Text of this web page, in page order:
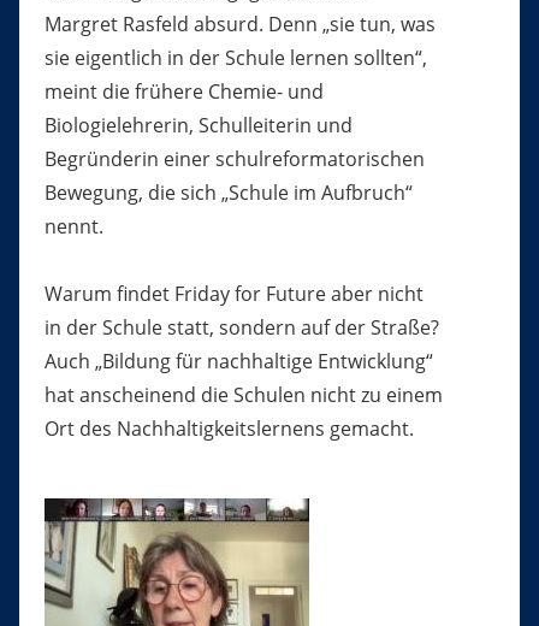
Margret Rasfeld absurd. Denn „sie tun, was
sie eigentlich in der Schule lernen sollten“,
meint die frühere Chemie- und
Biologielehrerin, Schulleiterin und
Begründerin einer schulreformatorischen
Bewegung, die sich „Schule im Aufbruch“
nennt.
Warum findet Friday for Future aber nicht
in der Schule statt, sondern auf der Straße?
Auch „Bildung für nachhaltige Entwicklung“
hat anscheinend die Schulen nicht zu einem
Ort des Nachhaltigkeitslernens gemacht.